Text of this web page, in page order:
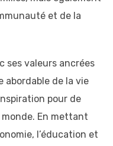
et de la
ses valeurs ancrées
abordable de la vie
pour de
En mettant
l’éducation et